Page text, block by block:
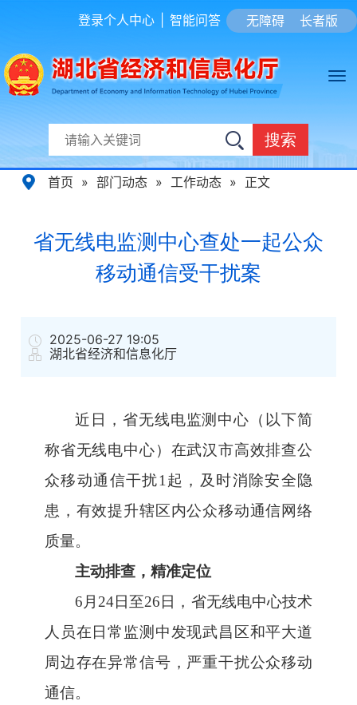
无障碍 长者版
登录个人中心 智能问答
搜索
首页 » 部门动态 » 工作动态 » 正文
省无线电监测中心查处一起公众
移动通信受干扰案
2025-06-27 19:05
湖北省经济和信息化厅
近日，省无线电监测中心（以下简
称省无线电中心）在武汉市高效排查公
众移动通信干扰1起，及时消除安全隐
患，有效提升辖区内公众移动通信网络
质量。
主动排查，精准定位
6月24日至26 日，省无线电中心技术
人员在日常监测中发现武昌区和平大道
周边存在异常信号，严重干扰公众移动
通信。